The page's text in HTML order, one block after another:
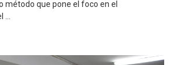
método que pone el foco en el
...